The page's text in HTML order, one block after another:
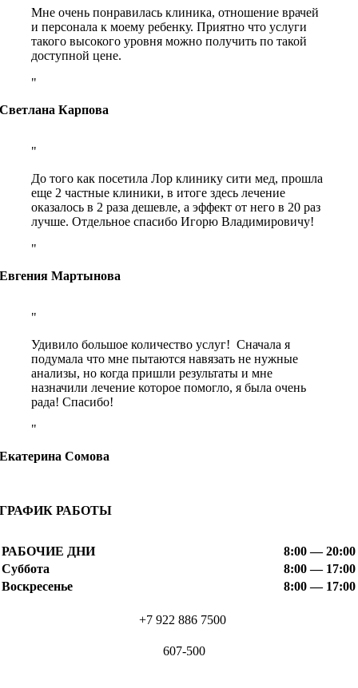
Мне очень понравилась клиника, отношение врачей
и персонала к моему ребенку. Приятно что услуги
такого высокого уровня можно получить по такой
доступной цене.
Светлана Карпова
До того как посетила Лор клинику сити мед, прошла
еще 2 частные клиники, в итоге здесь лечение
оказалось в 2 раза дешевле, а эффект от него в 20 раз
лучше. Отдельное спасибо Игорю Владимировичу!
Евгения Мартынова
Удивило большое количество услуг! Сначала я
подумала что мне пытаются навязать не нужные
анализы, но когда пришли результаты и мне
назначили лечение которое помогло, я была очень
рада! Спасибо!
Екатерина Сомова
ГРАФИК РАБОТЫ
РАБОЧИЕ ДНИ
8:00 — 20:00
Суббота
8:00 — 17:00
Воскресенье
8:00 — 17:00
+7 922 886 7500
607-500